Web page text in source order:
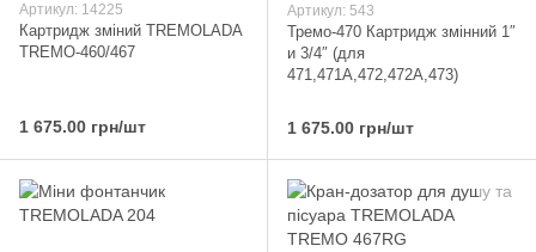
Артикул: 14225
Картридж зміний TREMOLADA
ТREMO-460/467
1 675.00 грн/шт
Артикул: 543
Тремо-470 Картридж змінний 1″
и 3/4″ (для
471,471А,472,472А,473)
1 675.00 грн/шт